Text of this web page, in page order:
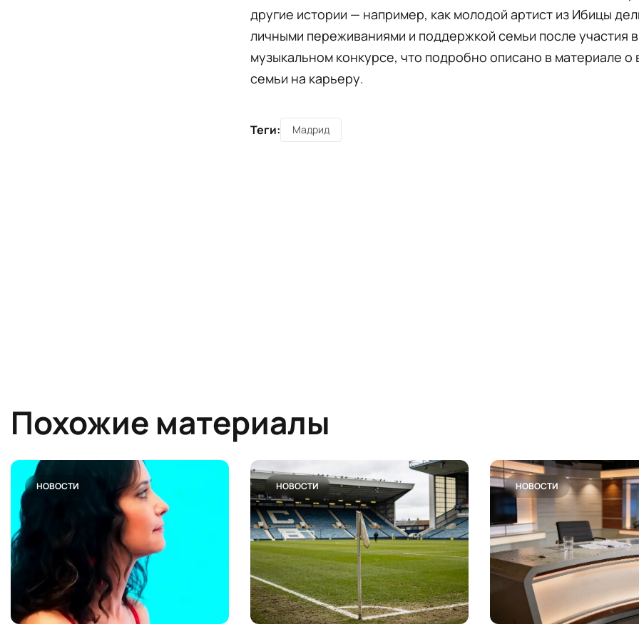
другие истории — например, как молодой артист из Ибицы
личными переживаниями и поддержкой семьи после участия в
музыкальном конкурсе, что подробно описано в материале о
семьи на карьеру.
Теги: Мадрид
Похожие материалы
НОВОСТИ НОВОСТИ НОВОСТИ